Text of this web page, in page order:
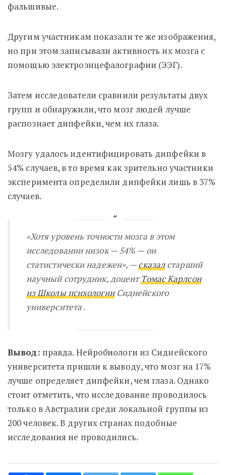
фальшивые.
Другим участникам показали те же изображения,
но при этом записывали активность их мозга с
помощью электроэнцефалографии (ЭЭГ).
Затем исследователи сравнили результаты двух
групп и обнаружили, что мозг людей лучше
распознает дипфейки, чем их глаза.
Мозгу удалось идентифицировать дипфейки в
54% случаев, в то время как зрительно участники
эксперимента определили дипфейки лишь в 37%
случаев.
«Хотя уровень точности мозга в этом
исследовании низок — 54% — он
статистически надежен», —сказалстарший
научный сотрудник, доцентТомас Карлсон
изШколы психологии Сиднейского
университета .
Вывод: правда. Нейробиологи из Сиднейского
университета пришли к выводу, что мозг на 17%
лучше определяет дипфейки, чем глаза. Однако
стоит отметить, что исследование проводилось
только в Австралии среди локальной группы из
200 человек. В других странах подобные
исследования не проводились.